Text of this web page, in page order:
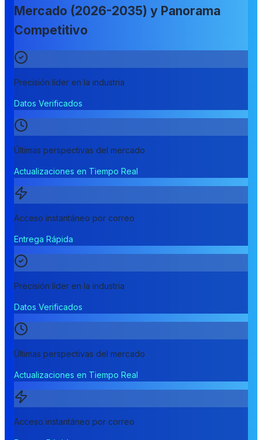
Mercado (2026-2035) y Panorama
Competitivo
Precisión líder en la industria
Datos Verificados
Últimas perspectivas del mercado
Actualizaciones en Tiempo Real
Acceso instantáneo por correo
Entrega Rápida
Precisión líder en la industria
Datos Verificados
Últimas perspectivas del mercado
Actualizaciones en Tiempo Real
Acceso instantáneo por correo